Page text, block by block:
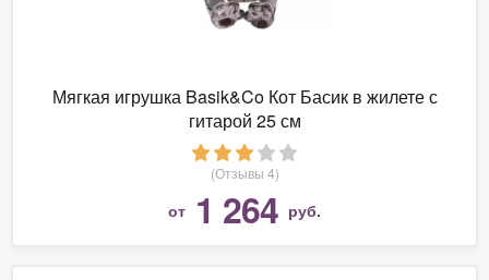
Мягкая игрушка Basik&Co Кот Басик в жилете с
гитарой 25 см
(Отзывы 4)
от 1 264 руб.